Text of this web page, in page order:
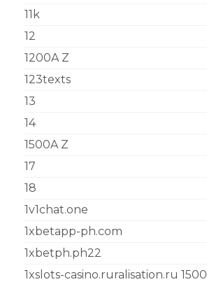
11k
12
1200A Z
123texts
13
14
1500A Z
17
18
1v1chat.one
1xbetapp-ph.com
1xbetph.ph22
1xslots-casino.ruralisation.ru 1500